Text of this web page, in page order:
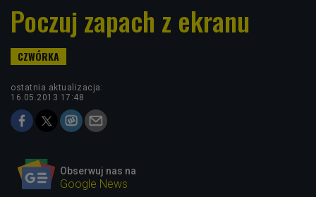
Poczuj zapach z ekranu
ostatnia aktualizacja:
16.05.2013 17:48
Obserwuj nas na
Google News